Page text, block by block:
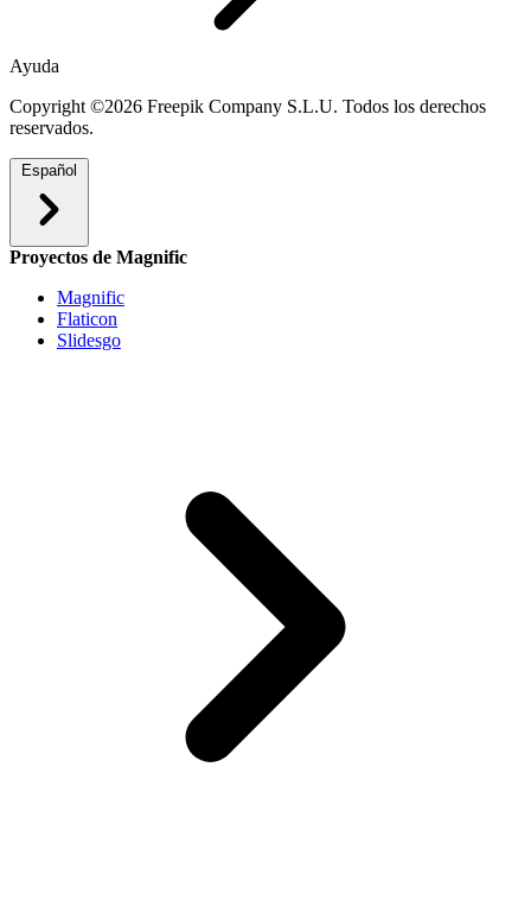
Ayuda
Copyright ©2026 Freepik Company S.L.U. Todos los derechos
reservados.
Español
Proyectos de Magnific
Magnific
Flaticon
Slidesgo